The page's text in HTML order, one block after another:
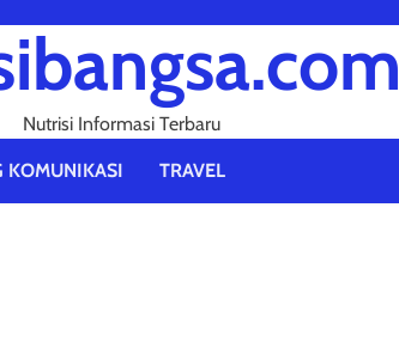
Nutrisi Informasi Terbaru
KOMUNIKASI TRAVEL